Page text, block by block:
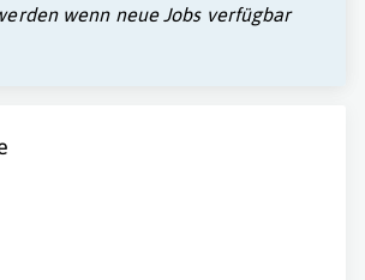
wenn neue Jobs verfügbar